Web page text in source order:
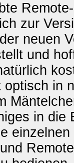
zur
neuen
und
optisch in
in die